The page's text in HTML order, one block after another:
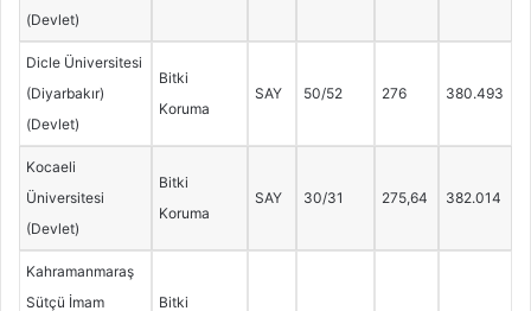
(Devlet)
Dicle Üniversitesi
(Diyarbakır)
(Devlet)
Bitki
Koruma
SAY 50/52 276 380.493
Kocaeli
Üniversitesi
(Devlet)
Bitki
Koruma
SAY 30/31 275,64 382.014
Kahramanmaraş
Sütçü İmam
Bitki